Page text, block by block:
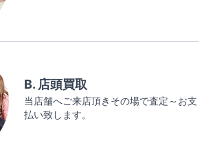
B. 店頭買取
当店舗へご来店頂きその場で査定～お支
払い致します。